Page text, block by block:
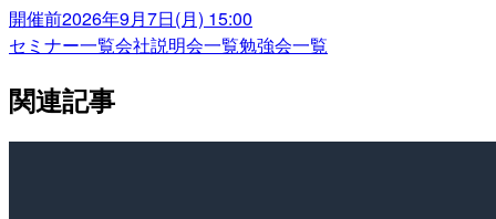
開催前2026年9月7日(月) 15:00
セミナー一覧会社説明会一覧勉強会一覧
関連記事